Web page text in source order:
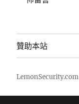
贊助本站
LemonSecurity.com